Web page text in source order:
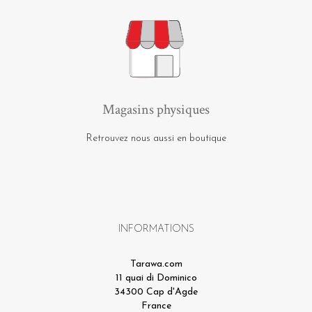
Magasins physiques
Retrouvez nous aussi en boutique
INFORMATIONS
Tarawa.com
11 quai di Dominico
34300 Cap d'Agde
France